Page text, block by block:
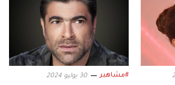
#مشاهير 30 يوليو 2024